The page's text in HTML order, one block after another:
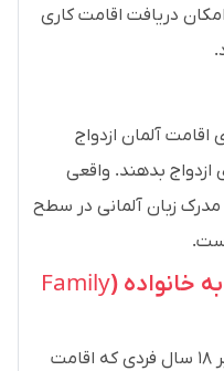
دریافت اقامت کاری
اقامت آلمان ازدواج
ازدواج بدهند. واقعی
مدرک زبان آلمانی در سطح
خانواده (Family
همسر و همچنین فرزندان مجرد زیر ۱۸ سال فردی که اقامت